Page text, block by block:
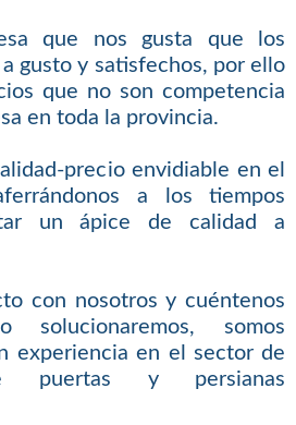
que nos gusta que los
gusto y satisfechos, por ello
que no son competencia
en toda la provincia.
precio envidiable en el
a los tiempos
un ápice de calidad a
con nosotros y cuéntenos
somos
experiencia en el sector de
puertas y persianas